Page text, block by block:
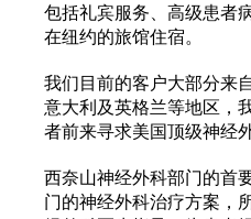
包括礼宾服务、高级患者
在纽约的旅馆住宿。
我们目前的客户大部分来
意大利及英格兰等地区，
者前来寻求美国顶级神经
西奈山神经外科部门的首
门的神经外科治疗方案，